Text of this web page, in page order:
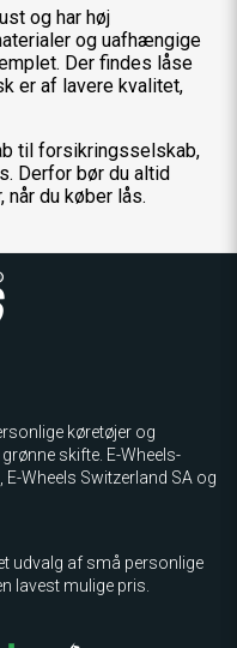
og har høj
og uafhængige
Der findes låse
er af lavere kvalitet,
til forsikringsselskab,
Derfor bør du altid
du køber lås.
køretøjer og
skifte. E-Wheels-
Wheels Switzerland SA og
udvalg af små personlige
lavest mulige pris.